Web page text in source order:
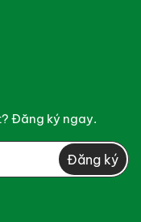
Đăng ký ngay.
Đăng ký